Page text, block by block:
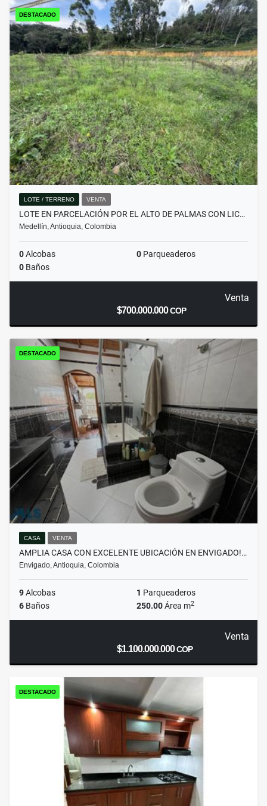
DESTACADO
LOTE / TERRENO VENTA
LOTE EN PARCELACIÓN POR EL ALTO DE PALMAS CON LIC…
Medellín, Antioquia, Colombia
0Alcobas 0 Parqueaderos
0 Baños
Venta
$700.000.000COP
DESTACADO
CASA VENTA
AMPLIA CASA CON EXCELENTE UBICACIÓN EN ENVIGADO!…
Envigado, Antioquia, Colombia
9Alcobas 1 Parqueaderos
6 Baños 250.00Área m2
Venta
$1.100.000.000COP
DESTACADO